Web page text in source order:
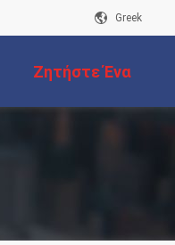
Greek
Ζητήστε Ένα
Απόσπασμα